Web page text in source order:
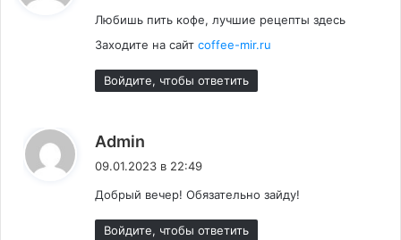
Любишь пить кофе, лучшие рецепты здесь
Заходите на сайт coffee-mir.ru
Войдите, чтобы ответить
Admin
09.01.2023 в 22:49
Добрый вечер! Обязательно зайду!
Войдите, чтобы ответить